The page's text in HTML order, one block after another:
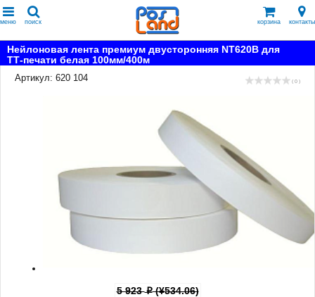
меню поиск корзина контакты
Нейлоновая лента премиум двусторонняя NT620B для
ТТ-печати белая 100мм/400м
Артикул: 620 104
( 0 )
5 923p(¥534.06)